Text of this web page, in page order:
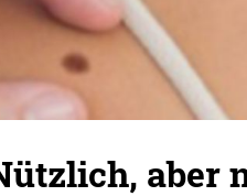
aber